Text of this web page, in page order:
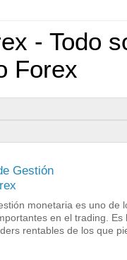
- Todo
Forex
Gestión
monetaria es uno de
en el trading. Es
rentables de los que